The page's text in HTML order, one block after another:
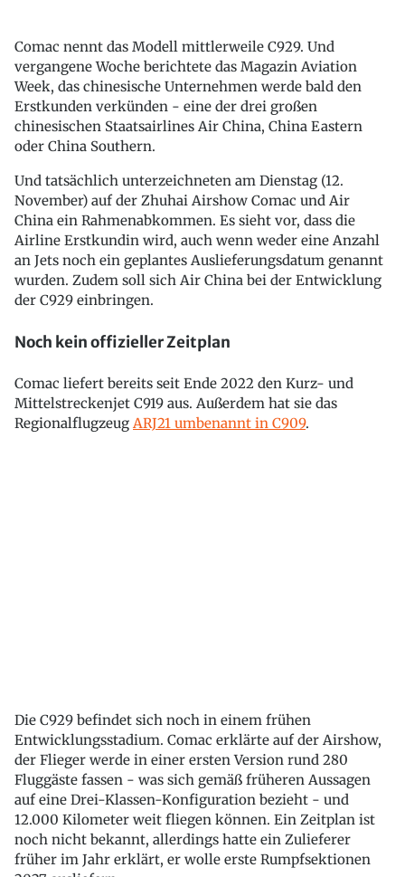
Comac nennt das Modell mittlerweile C929. Und
vergangene Woche berichtete das Magazin Aviation
Week, das chinesische Unternehmen werde bald den
Erstkunden verkünden - eine der drei großen
chinesischen Staatsairlines Air China, China Eastern
oder China Southern.
Und tatsächlich unterzeichneten am Dienstag (12.
November) auf der Zhuhai Airshow Comac und Air
China ein Rahmenabkommen. Es sieht vor, dass die
Airline Erstkundin wird, auch wenn weder eine Anzahl
an Jets noch ein geplantes Auslieferungsdatum genannt
wurden. Zudem soll sich Air China bei der Entwicklung
der C929 einbringen.
Noch kein offizieller Zeitplan
Comac liefert bereits seit Ende 2022 den Kurz- und
Mittelstreckenjet C919 aus. Außerdem hat sie das
Regionalflugzeug ARJ21 umbenannt in C909.
Die C929 befindet sich noch in einem frühen
Entwicklungsstadium. Comac erklärte auf der Airshow,
der Flieger werde in einer ersten Version rund 280
Fluggäste fassen - was sich gemäß früheren Aussagen
auf eine Drei-Klassen-Konfiguration bezieht - und
12.000 Kilometer weit fliegen können. Ein Zeitplan ist
noch nicht bekannt, allerdings hatte ein Zulieferer
früher im Jahr erklärt, er wolle erste Rumpfsektionen